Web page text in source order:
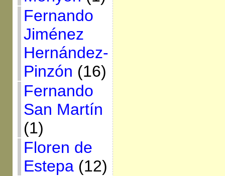
Fernando
Jiménez
Hernández-
Pinzón (16)
Fernando
San Martín
(1)
Floren de
Estepa(12)